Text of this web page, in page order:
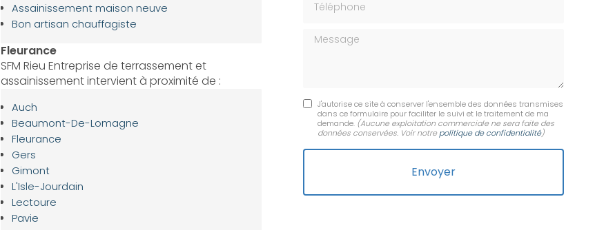
Assainissement maison neuve
Bon artisan chauffagiste
Fleurance
SFM Rieu Entreprise de terrassement et
assainissement intervient à proximité de :
Auch
Beaumont-De-Lomagne
Fleurance
Gers
Gimont
L'Isle-Jourdain
Lectoure
Pavie
Message
J'autorise ce site à conserver l'ensemble des données transmises
dans ce formulaire pour faciliter le suivi et le traitement de ma
demande. (Aucune exploitation commerciale ne sera faite des
données conservées. Voir notre politique de confidentialité)